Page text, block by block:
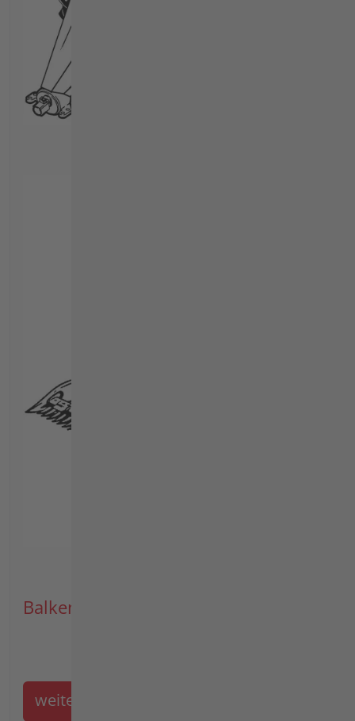
Balkenmäher
weiter